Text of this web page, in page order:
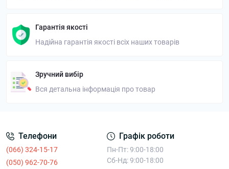
Гарантія якості
Надійна гарантія якості всіх наших товарів
Зручний вибір
Вся детальна інформація про товар
Телефони
(066) 324-15-17
(050) 962-70-76
Графік роботи
Пн-Пт: 9:00-18:00
Сб-Нд: 9:00-18:00